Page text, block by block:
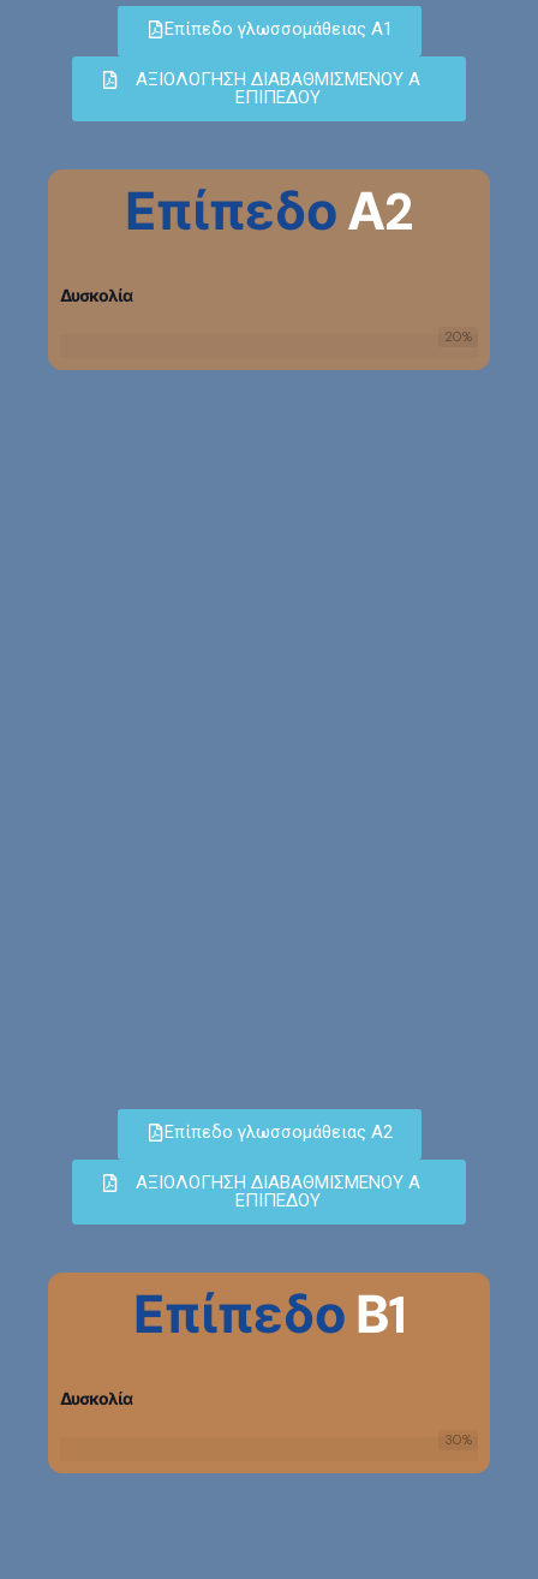
Επίπεδο γλωσσομάθειας Α1
ΑΞΙΟΛΟΓΗΣΗ ΔΙΑΒΑΘΜΙΣΜΕΝΟΥ Α
ΕΠΙΠΕΔΟΥ
Επίπεδο γλωσσομάθειας Α2
ΑΞΙΟΛΟΓΗΣΗ ΔΙΑΒΑΘΜΙΣΜΕΝΟΥ Α
ΕΠΙΠΕΔΟΥ
ΕπίπεδοΑ2
Δυσκολία
20%
Επίπεδο Β1
Δυσκολία
30%